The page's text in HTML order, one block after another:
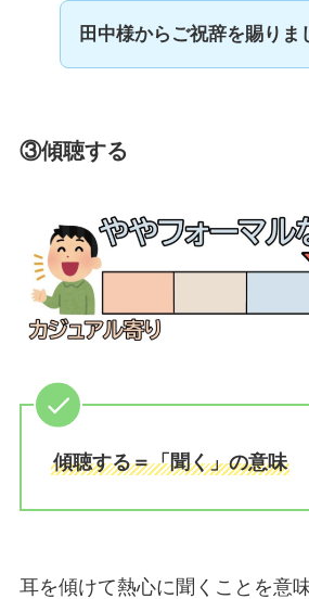
田中様からご祝辞を賜りま
③傾聴する
傾聴する＝「聞く」の意味
耳を傾けて熱心に聞くことを意味